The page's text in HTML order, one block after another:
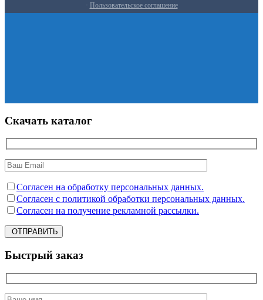
· Пользовательское соглашение
Скачать каталог
Согласен на обработку персональных данных.
Согласен с политикой обработки персональных данных.
Согласен на получение рекламной рассылки.
ОТПРАВИТЬ
Быстрый заказ